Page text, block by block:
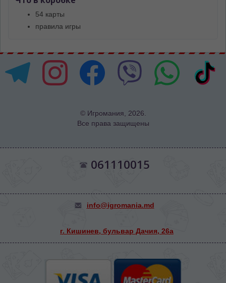
54 карты
правила игры
© Игромания, 2026.
Все права защищены
061110015
info@igromania.md
г. Кишинев, бульвар Дачия, 26а